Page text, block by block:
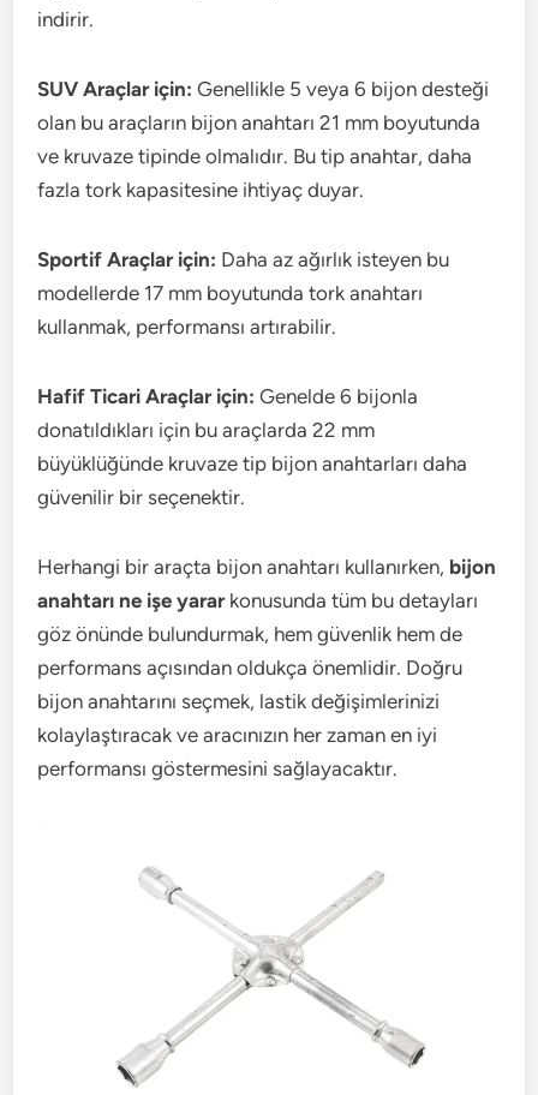
indirir.
SUV Araçlar için: Genellikle 5 veya 6 bijon desteği
olan bu araçların bijon anahtarı 21 mm boyutunda
ve kruvaze tipinde olmalıdır. Bu tip anahtar, daha
fazla tork kapasitesine ihtiyaç duyar.
Sportif Araçlar için: Daha az ağırlık isteyen bu
modellerde 17 mm boyutunda tork anahtarı
kullanmak, performansı artırabilir.
Hafif Ticari Araçlar için: Genelde 6 bijonla
donatıldıkları için bu araçlarda 22 mm
büyüklüğünde kruvaze tip bijon anahtarları daha
güvenilir bir seçenektir.
Herhangi bir araçta bijon anahtarı kullanırken, bijon
anahtarı ne işe yararkonusunda tüm bu detayları
göz önünde bulundurmak, hem güvenlik hem de
performans açısından oldukça önemlidir. Doğru
bijon anahtarını seçmek, lastik değişimlerinizi
kolaylaştıracak ve aracınızın her zaman en iyi
performansı göstermesini sağlayacaktır.